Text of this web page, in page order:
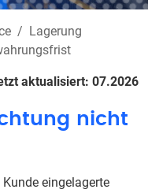
Lagerung
aktualisiert: 07.2026
nicht
eingelagerte